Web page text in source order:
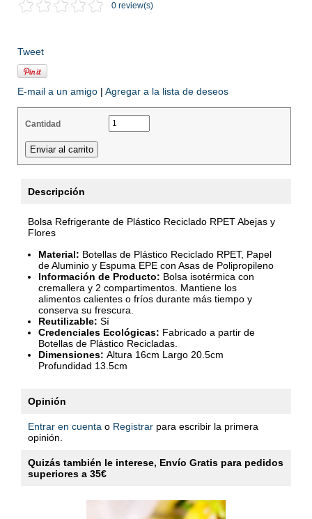
0 review(s)
Tweet
E-mail a un amigo | Agregar a la lista de deseos
Cantidad
Descripción
Bolsa Refrigerante de Plástico Reciclado RPET Abejas y
Flores
Material: Botellas de Plástico Reciclado RPET, Papel
de Aluminio y Espuma EPE con Asas de Polipropileno
Información de Producto: Bolsa isotérmica con
cremallera y 2 compartimentos. Mantiene los
alimentos calientes o fríos durante más tiempo y
conserva su frescura.
Reutilizable: Sí
Credenciales Ecológicas: Fabricado a partir de
Botellas de Plástico Recicladas.
Dimensiones: Altura 16cm Largo 20.5cm
Profundidad 13.5cm
Opinión
Entrar en cuenta o Registrar para escribir la primera
opinión.
Quizás también le interese, Envío Gratis para pedidos
superiores a 35€